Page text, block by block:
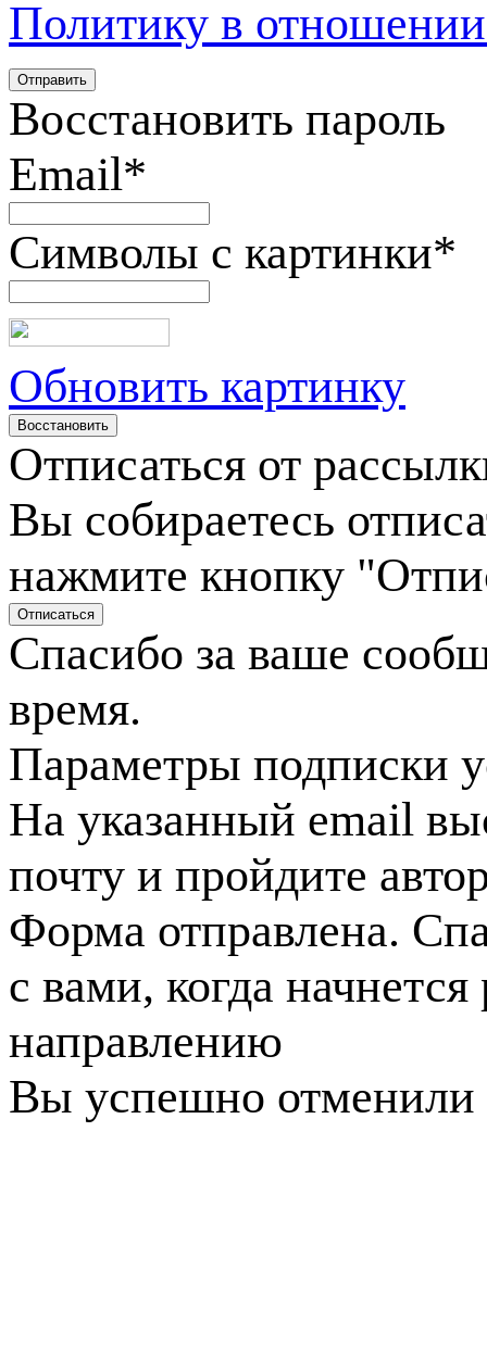
Политику в
Восстановить пароль
Email*
Символы с картинки*
Обновить картинку
Отписаться от
Вы собираетесь
нажмите кнопку
Спасибо за ваше
время.
Параметры подписки
На указанный email
почту и пройдите
Форма отправлена.
с вами, когда
направлению
Вы успешно отменили